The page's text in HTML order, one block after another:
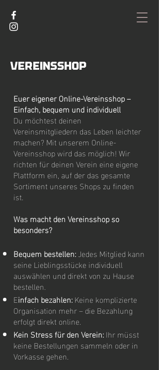
Vereinsshop
Euer eigener Online-Vereinsshop –
Einfach, bequem und individuell
Du möchtest deinen
Vereinsmitgliedern das Leben leichter
machen? Mit unserem Online-
Vereinsshop wird das möglich! Wir
richten für deinen Verein eine eigene
Plattform ein, auf der das gesamte
Sortiment unseres Shops zu finden
ist.
Was macht den Vereinsshop so
besonders?
Bequem bestellen:Jedes Mitglied kann
seine Lieblingsstücke individuell
auswählen und direkt von zu Hause
bestellen.
Einfach bezahlen:Keine komplizierte
Organisation mehr – die Bezahlung
erfolgt direkt online.
Kein Stress für den Verein:Ihr müsst
keine Bestellungen sammeln oder in
Vorkasse gehen.